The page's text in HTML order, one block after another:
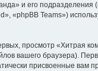
и его
«phpBB Teams»)
просмотр «Хитрая
вашего браузера).
присвоенные вам